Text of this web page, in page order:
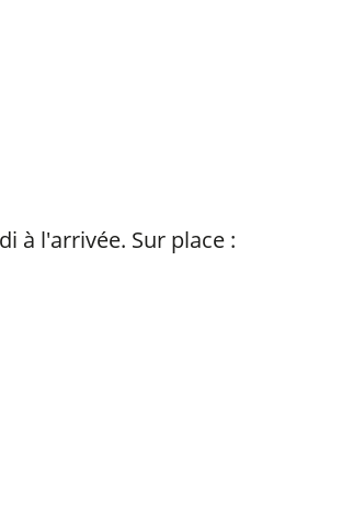
à l'arrivée. Sur place :